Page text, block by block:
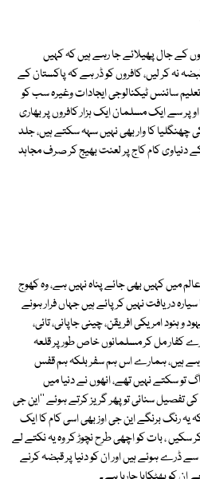
جال پھیلائے جا رہے ہیں کہ کہیں
نہ کر لیں، کافروں کو ڈر ہے کہ پاکستان کے
سائنس ٹیکنالوجی ایجادات وغیرہ سب کو
سے ایک مسلمان ایک ہزار کافروں پر بھاری
چھنگلیا کا وار بھی نہیں سہہ سکتے ہیں، جلد
دنیاوی کام کاج پر لعنت بھیج کر صرف مجاہد
میں کہیں بھی جائے پناہ نہیں ہے، وہ کھوج
دریافت نہیں کر پائے ہیں جہاں فرار ہونے
امریکی افریقن، چینی جاپانی، تائی،
کفار مل کر مسلمانوں خاص طور پر قلعہ
ہیں، ہمارے اس ہم سفر بلکہ ہم قفس
سکتے نہیں تھے، انھوں نے دنیا میں
تفصیل سنائی تو پھر گریز کرتے ہوئے ''این جی
کہ یہ رنگ برنگے این جی اوز بھی اسی کام کا ایک
، بات کو اچھی طرح نچوڑ کر وہ یہ نکتے لے
ڈرے ہوئے ہیں اور ان کو دنیا پر قبضہ کرنے